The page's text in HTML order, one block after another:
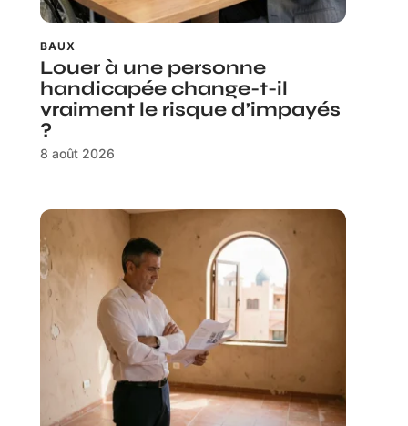
BAUX
Louer à une personne
handicapée change-t-il
vraiment le risque d’impayés
?
8 août 2026